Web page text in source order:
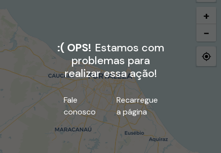
:( OPS! Estamos com
problemas para
realizar essa ação!
Fale
conosco
Recarregue
a página
+
−